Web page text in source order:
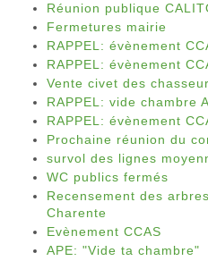
Réunion publique
Fermetures mairie
RAPPEL: évènement
RAPPEL: évènement
Vente civet des
RAPPEL: vide chambre
RAPPEL: évènement
Prochaine réunion du
survol des lignes
WC publics fermés
Recensement des
Charente
Evènement CCAS
APE: "Vide ta chambre"